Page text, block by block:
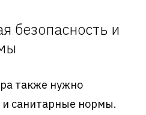
безопасность и
также нужно
санитарные нормы.